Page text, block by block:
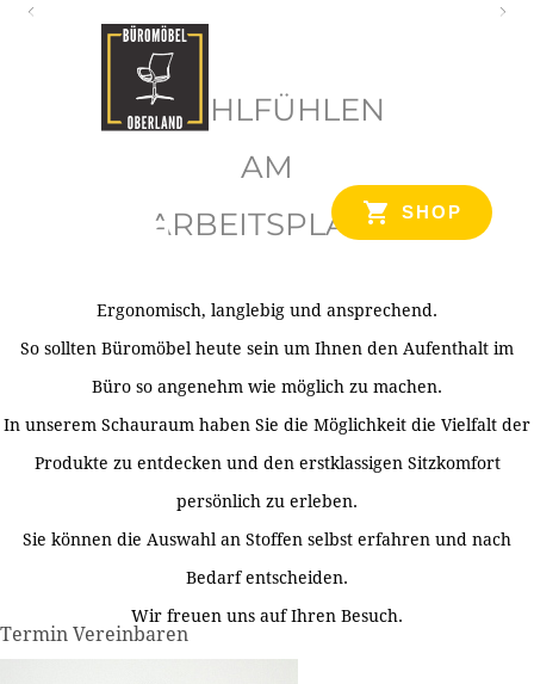
SHOP
WOHLFÜHLEN
AM
ARBEITSPLATZ
Ergonomisch, langlebig und ansprechend.
So sollten Büromöbel heute sein um Ihnen den Aufenthalt im
Büro so angenehm wie möglich zu machen.
In unserem Schauraum haben Sie die Möglichkeit die Vielfalt der
Produkte zu entdecken und den erstklassigen Sitzkomfort
persönlich zu erleben.
Sie können die Auswahl an Stoffen selbst erfahren und nach
Bedarf entscheiden.
Wir freuen uns auf Ihren Besuch.
Termin Vereinbaren